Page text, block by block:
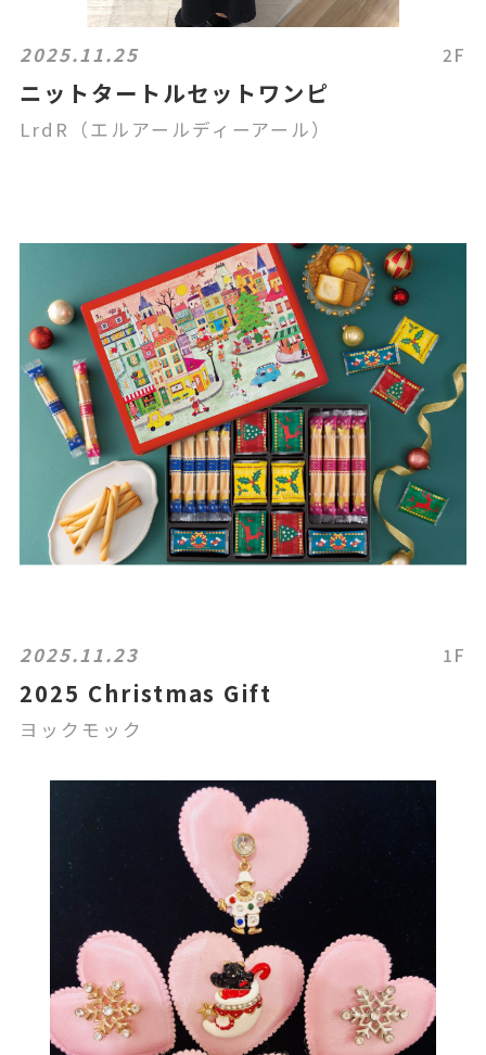
2025.11.25 2F
ニットタートルセットワンピ
LrdR（エルアールディーアール）
2025.11.23 1F
2025 Christmas Gift
ヨックモック